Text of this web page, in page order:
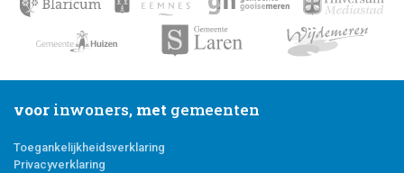
voor inwoners, met gemeenten
Toegankelijkheidsverklaring
Privacyverklaring